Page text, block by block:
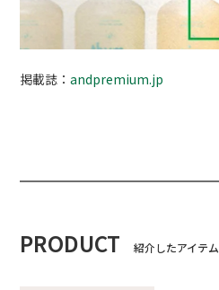
掲載誌：andpremium.jp
PRODUCT 紹介したアイテム